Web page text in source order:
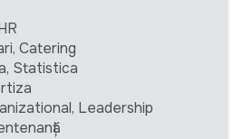
Catering
Statistica
Leadership